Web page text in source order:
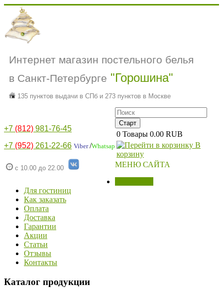
Интернет магазин постельного белья
в Санкт-Петербурге "Горошина"
135 пунктов выдачи в СПб и 273 пунктов в Москве
+7 (812) 981-76-45
+7 (952) 261-22-66 Viber/Whatsap
с 10.00 до 22.00
0 Товары 0.00 RUB
В
корзину
МЕНЮ САЙТА
Для гостиниц
Как заказать
Оплата
Доставка
Гарантии
Акции
Статьи
Отзывы
Контакты
Каталог продукции